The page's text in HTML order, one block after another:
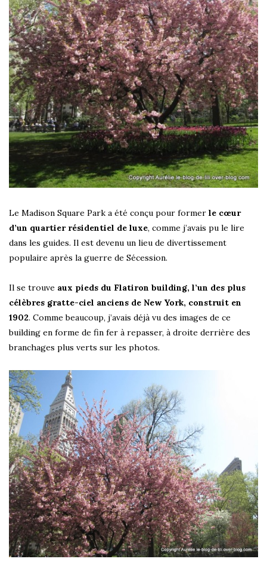
Le Madison Square Park a été conçu pour former le cœur
d’un quartier résidentiel de luxe, comme j’avais pu le lire
dans les guides. Il est devenu un lieu de divertissement
populaire après la guerre de Sécession.
Il se trouve aux pieds du Flatiron building, l’un des plus
célèbres gratte-ciel anciens de New York, construit en
1902. Comme beaucoup, j’avais déjà vu des images de ce
building en forme de fin fer à repasser, à droite derrière des
branchages plus verts sur les photos.